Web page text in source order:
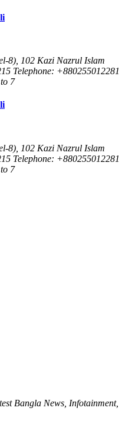
8), 102 Kazi Nazrul Islam
Telephone: +880255012281
7
8), 102 Kazi Nazrul Islam
Telephone: +880255012281
7
Bangla News, Infotainment,